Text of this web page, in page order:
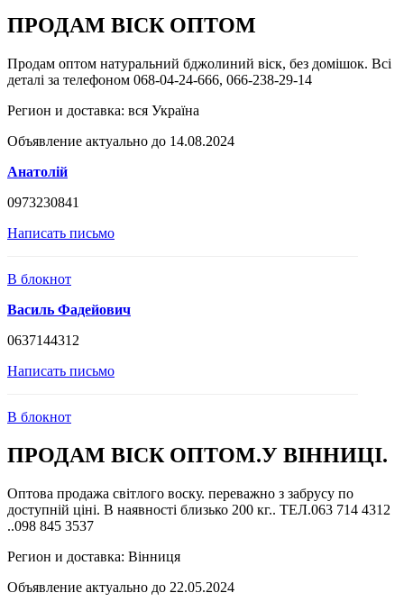
ПРОДАМ ВІСК ОПТОМ
Продам оптом натуральний бджолиний віск, без домішок. Всі
деталі за телефоном 068-04-24-666, 066-238-29-14
Регион и доставка: вся Україна
Объявление актуально до 14.08.2024
Анатолій
0973230841
Написать письмо
В блокнот
Василь Фадейович
0637144312
Написать письмо
В блокнот
ПРОДАМ ВІСК ОПТОМ.У ВІННИЦІ.
Оптова продажа світлого воску. переважно з забрусу по
доступній ціні. В наявності близько 200 кг.. ТЕЛ.063 714 4312
..098 845 3537
Регион и доставка: Вінниця
Объявление актуально до 22.05.2024